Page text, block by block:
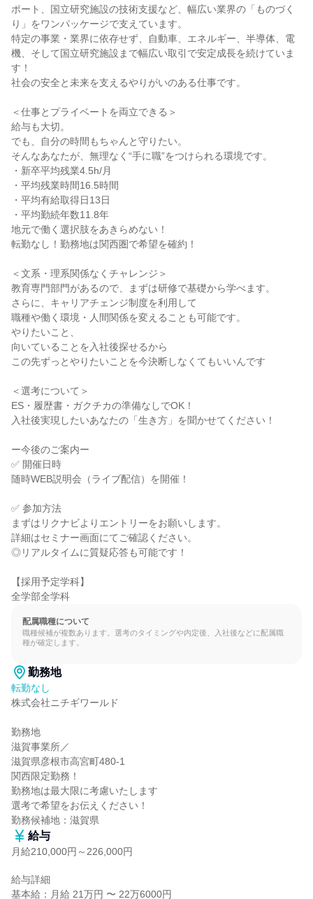
ポート、国立研究施設の技術支援など、幅広い業界の「ものづく
り」をワンパッケージで支えています。
特定の事業・業界に依存せず、自動車、エネルギー、半導体、電
機、そして国立研究施設まで幅広い取引で安定成長を続けていま
す！
社会の安全と未来を支えるやりがいのある仕事です。
＜仕事とプライベートを両立できる＞
給与も大切。
でも、自分の時間もちゃんと守りたい。
そんなあなたが、無理なく“手に職”をつけられる環境です。
・新卒平均残業4.5h/月
・平均残業時間16.5時間
・平均有給取得日13日
・平均勤続年数11.8年
地元で働く選択肢をあきらめない！
転勤なし！勤務地は関西圏で希望を確約！
＜文系・理系関係なくチャレンジ＞
教育専門部門があるので、まずは研修で基礎から学べます。
さらに、キャリアチェンジ制度を利用して
職種や働く環境・人間関係を変えることも可能です。
やりたいこと、
向いていることを入社後探せるから
この先ずっとやりたいことを今決断しなくてもいいんです
＜選考について＞
ES・履歴書・ガクチカの準備なしでOK！
入社後実現したいあなたの「生き方」を聞かせてください！
ー今後のご案内ー
✅ 開催日時
随時WEB説明会（ライブ配信）を開催！
✅ 参加方法
まずはリクナビよりエントリーをお願いします。
詳細はセミナー画面にてご確認ください。
◎リアルタイムに質疑応答も可能です！
【採用予定学科】
全学部全学科
配属職種について
職種候補が複数あります。選考のタイミングや内定後、入社後などに配属職
種が確定します。
勤務地
転勤なし
株式会社ニチギワールド
勤務地
滋賀事業所／
滋賀県彦根市高宮町480-1
関西限定勤務！
勤務地は最大限に考慮いたします
選考で希望をお伝えください！
勤務候補地：滋賀県
給与
月給210,000円～226,000円
給与詳細
基本給：月給 21万円 〜 22万6000円